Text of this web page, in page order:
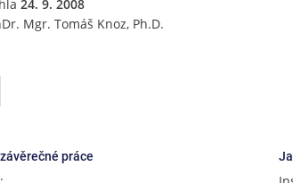
24. 9. 2008
Mgr. Tomáš Knoz, Ph.D.
práce